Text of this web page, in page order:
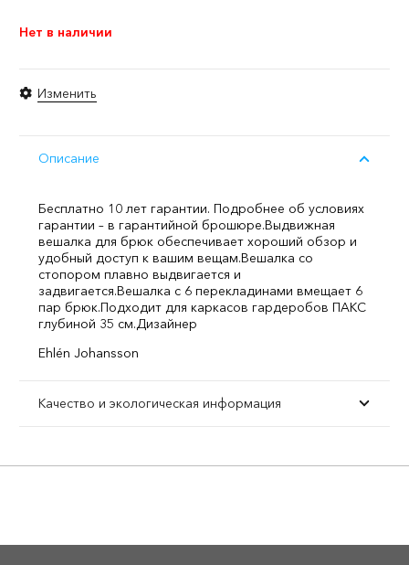
Нет в наличии
Изменить
Описание
Бесплатно 10 лет гарантии. Подробнее об условиях
гарантии – в гарантийной брошюре.Выдвижная
вешалка для брюк обеспечивает хороший обзор и
удобный доступ к вашим вещам.Вешалка со
стопором плавно выдвигается и
задвигается.Вешалка с 6 перекладинами вмещает 6
пар брюк.Подходит для каркасов гардеробов ПАКС
глубиной 35 см.Дизайнер
Ehlén Johansson
Качество и экологическая информация